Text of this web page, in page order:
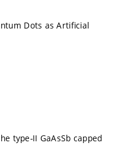
Dots as Artificial
type-II GaAsSb capped